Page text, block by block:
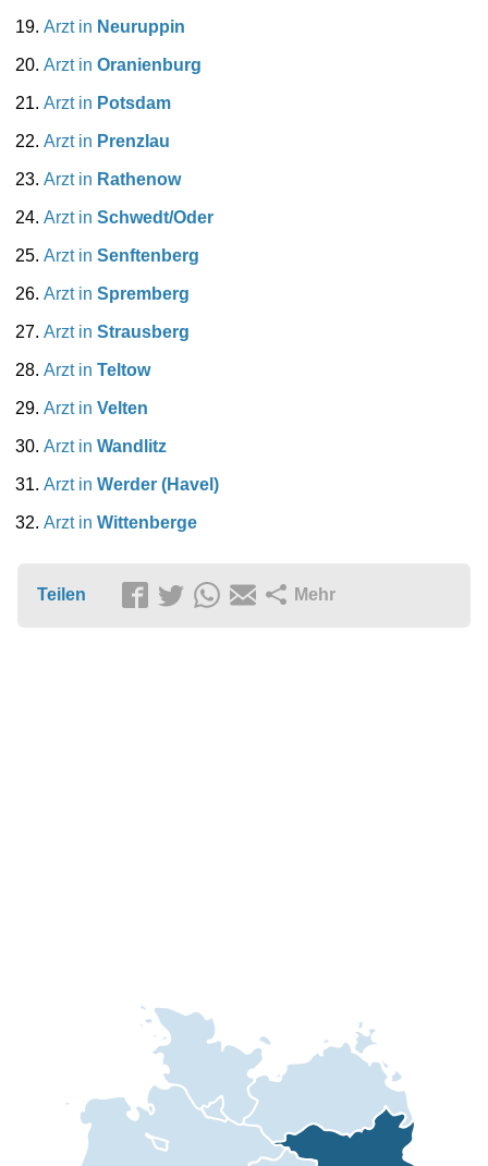
Arzt in Neuruppin
Arzt in Oranienburg
Arzt in Potsdam
Arzt in Prenzlau
Arzt in Rathenow
Arzt in Schwedt/Oder
Arzt in Senftenberg
Arzt in Spremberg
Arzt in Strausberg
Arzt in Teltow
Arzt in Velten
Arzt in Wandlitz
Arzt in Werder (Havel)
Arzt in Wittenberge
Teilen Mehr